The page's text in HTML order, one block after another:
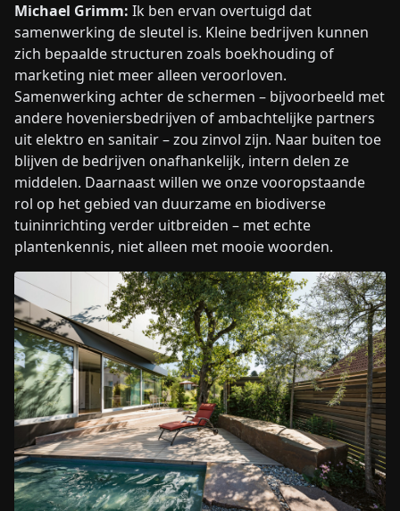
Michael Grimm: Ik ben ervan overtuigd dat
samenwerking de sleutel is. Kleine bedrijven kunnen
zich bepaalde structuren zoals boekhouding of
marketing niet meer alleen veroorloven.
Samenwerking achter de schermen – bijvoorbeeld met
andere hoveniersbedrijven of ambachtelijke partners
uit elektro en sanitair – zou zinvol zijn. Naar buiten toe
blijven de bedrijven onafhankelijk, intern delen ze
middelen. Daarnaast willen we onze vooropstaande
rol op het gebied van duurzame en biodiverse
tuininrichting verder uitbreiden – met echte
plantenkennis, niet alleen met mooie woorden.